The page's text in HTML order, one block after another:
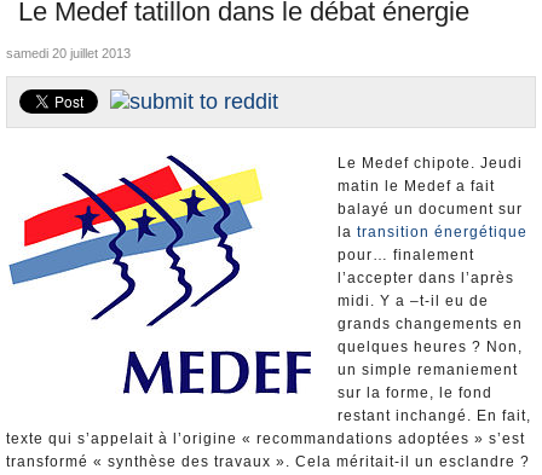
Ministères/Directions
Blog
Elections européennes
Le Medef tatillon dans le débat énergie
Polémiques
Où va l’argent?
La France et le Monde
Elections européennes
Infos insolites
samedi 20 juillet 2013
Le Medef chipote. Jeudi
matin le Medef a fait
balayé un document sur
la transition énergétique
pour… finalement
l’accepter dans l’après
midi. Y a –t-il eu de
grands changements en
quelques heures ? Non,
un simple remaniement
sur la forme, le fond
restant inchangé. En fait,
texte qui s’appelait à l’origine « recommandations adoptées » s’est
transformé « synthèse des travaux ». Cela méritait-il un esclandre ?